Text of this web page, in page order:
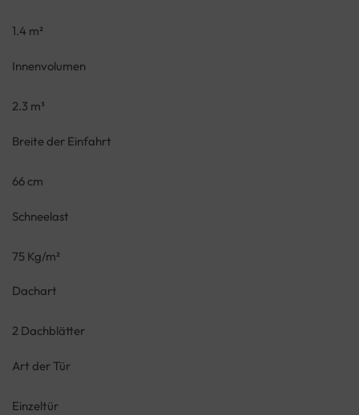
1.4 m²
Innenvolumen
2.3 m³
Breite der Einfahrt
66 cm
Schneelast
75 Kg/m²
Dachart
2 Dachblätter
Art der Tür
Einzeltür